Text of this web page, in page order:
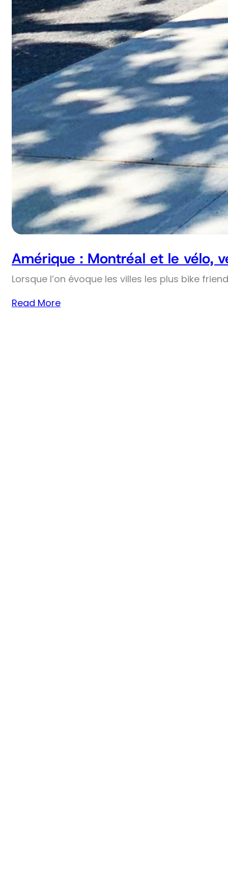
Amérique : Montréal et le vélo,
Lorsque l’on évoque les villes les plus bike
Read More